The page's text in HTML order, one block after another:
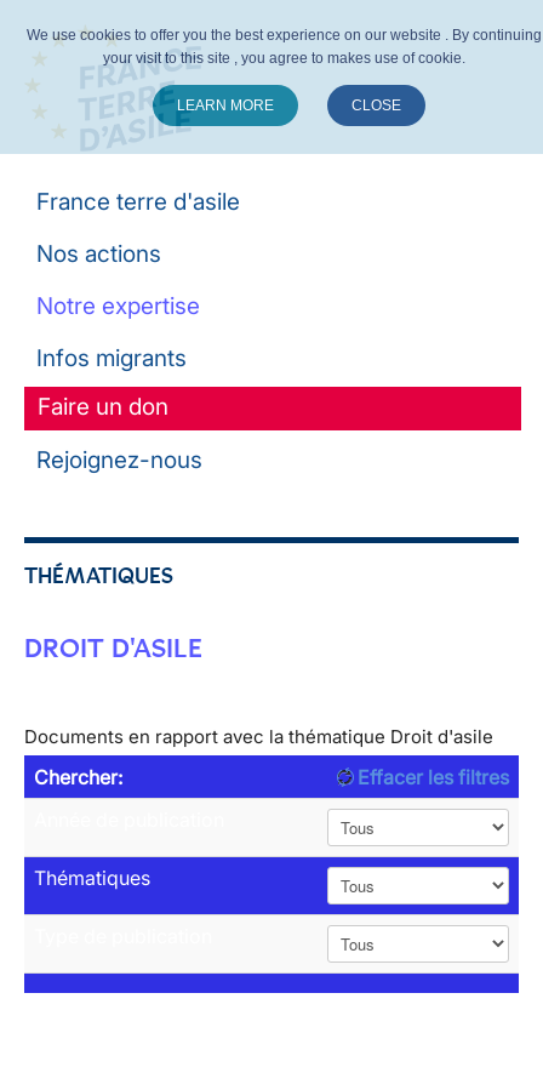
France terre d'asile
Nos actions
Notre expertise
Infos migrants
Faire un don
Rejoignez-nous
THÉMATIQUES
DROIT D'ASILE
Documents en rapport avec la thématique Droit d'asile
Chercher:
Effacer les filtres
Thématiques
We use cookies to offer you the best experience on our website . By continuing
your visit to this site , you agree to makes use of cookie.
LEARN MORE CLOSE